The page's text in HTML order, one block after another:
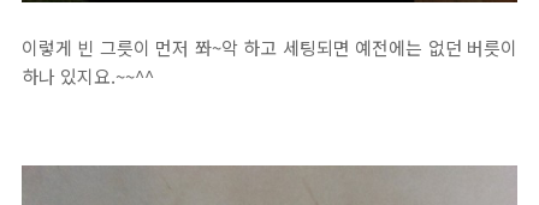
이렇게 빈 그릇이 먼저 쫘~악 하고 세팅되면 예전에는 없던 버릇이
하나 있지요.~~^^